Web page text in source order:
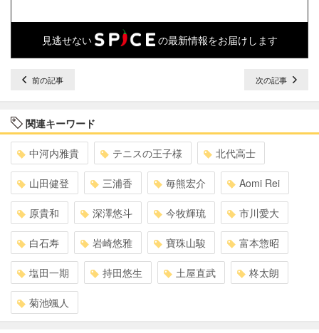
見逃せない の最新情報をお届けします
前の記事 次の記事
関連キーワード
中河内雅貴 テニスの王子様 北代高士
山田健登 三浦香 毎熊宏介 Aomi Rei
原貴和 深澤悠斗 今牧輝琉 市川愛大
白石寿 岩崎悠雅 寶珠山駿 富本惣昭
塩田一期 持田悠生 土屋直武 柊太朗
菊池颯人